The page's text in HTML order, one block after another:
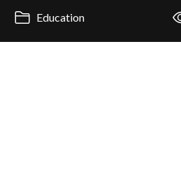
Education